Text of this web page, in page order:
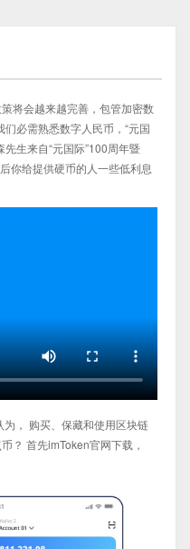
将会越来越完善，包管加密数
必需熟悉数字人民币，“元国
生来自“元国际”100周年暨
你给提供硬币的人一些低利息
， 购买、保藏和使用区块链
？ 首先imToken官网下载，